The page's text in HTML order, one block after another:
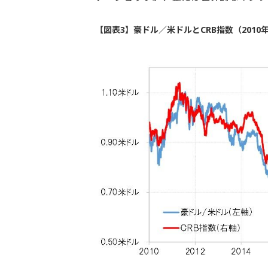
【図表3】豪ドル／米ドルとCRB指数（2010